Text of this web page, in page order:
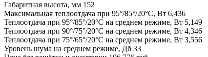
Габаритная высота, мм 152
Максимальная теплоотдача при 95°/85°/20°С, Вт 6,436
Теплоотдача при 95°/85°/20°С на среднем режиме, Вт 5,149
Теплоотдача при 90°/75°/20°С на среднем режиме, Вт 4,346
Теплоотдача при 75°/65°/20°С на среднем режиме, Вт 3,556
Уровень шума на среднем режиме, Дб 33